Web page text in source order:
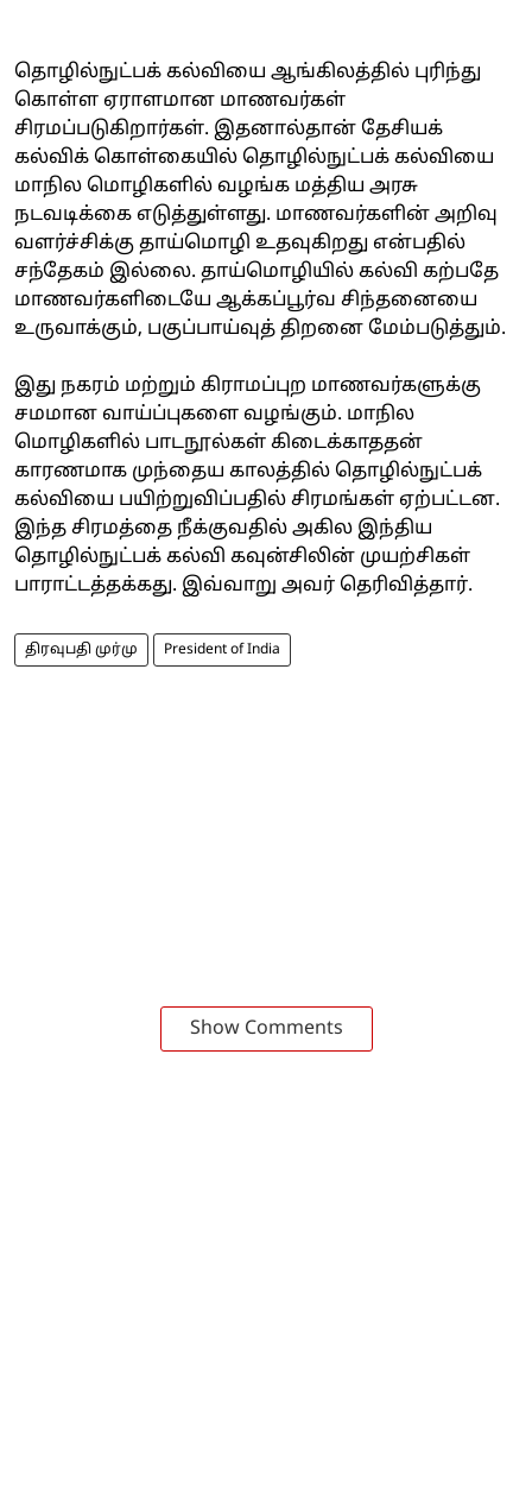
தொழில்நுட்பக் கல்வியை ஆங்கிலத்தில் புரிந்து
கொள்ள ஏராளமான மாணவர்கள்
சிரமப்படுகிறார்கள். இதனால்தான் தேசியக்
கல்விக் கொள்கையில் தொழில்நுட்பக் கல்வியை
மாநில மொழிகளில் வழங்க மத்திய அரசு
நடவடிக்கை எடுத்துள்ளது. மாணவர்களின் அறிவு
வளர்ச்சிக்கு தாய்மொழி உதவுகிறது என்பதில்
சந்தேகம் இல்லை. தாய்மொழியில் கல்வி கற்பதே
மாணவர்களிடையே ஆக்கப்பூர்வ சிந்தனையை
உருவாக்கும், பகுப்பாய்வுத் திறனை மேம்படுத்தும்.
இது நகரம் மற்றும் கிராமப்புற மாணவர்களுக்கு
சமமான வாய்ப்புகளை வழங்கும். மாநில
மொழிகளில் பாடநூல்கள் கிடைக்காததன்
காரணமாக முந்தைய காலத்தில் தொழில்நுட்பக்
கல்வியை பயிற்றுவிப்பதில் சிரமங்கள் ஏற்பட்டன.
இந்த சிரமத்தை நீக்குவதில் அகில இந்திய
தொழில்நுட்பக் கல்வி கவுன்சிலின் முயற்சிகள்
பாராட்டத்தக்கது. இவ்வாறு அவர் தெரிவித்தார்.
திரவுபதி முர்மு President of India
Show Comments